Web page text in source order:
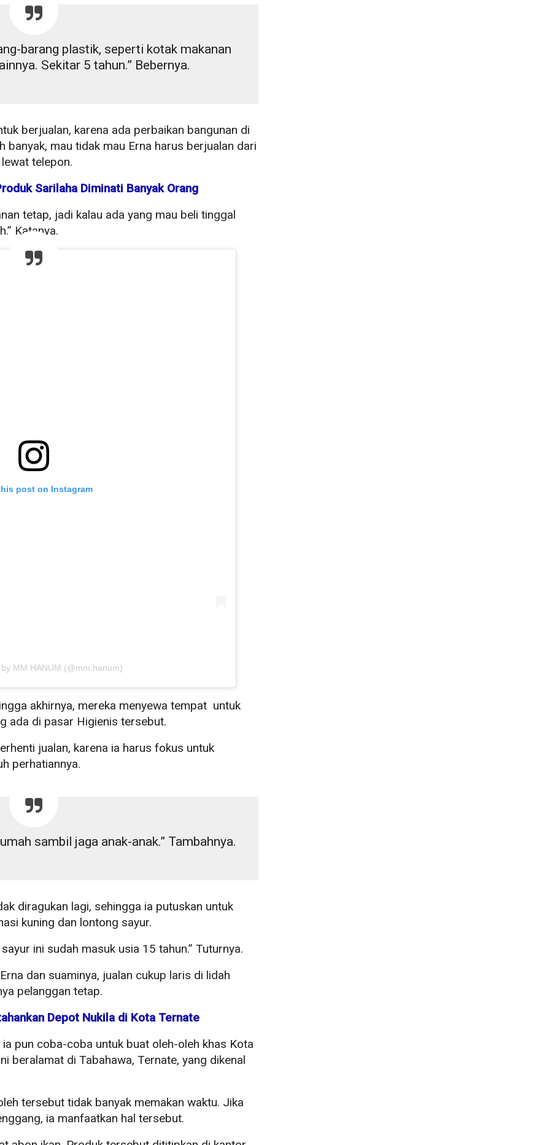
barang plastik, seperti kotak makanan
Sekitar 5 tahun.” Bebernya.
berjualan, karena ada perbaikan bangunan di
banyak, mau tidak mau Erna harus berjualan dari
telepon.
Sarilaha Diminati Banyak Orang
tetap, jadi kalau ada yang mau beli tinggal
Katanya.
post on Instagram
MM HANUM (@mm.hanum)
akhirnya, mereka menyewa tempat untuk
ada di pasar Higienis tersebut.
jualan, karena ia harus fokus untuk
perhatiannya.
sambil jaga anak-anak.” Tambahnya.
diragukan lagi, sehingga ia putuskan untuk
kuning dan lontong sayur.
ini sudah masuk usia 15 tahun.” Tuturnya.
dan suaminya, jualan cukup laris di lidah
pelanggan tetap.
Depot Nukila di Kota Ternate
pun coba-coba untuk buat oleh-oleh khas Kota
beralamat di Tabahawa, Ternate, yang dikenal
tersebut tidak banyak memakan waktu. Jika
ia manfaatkan hal tersebut.